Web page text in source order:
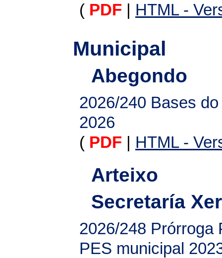
( PDF HTML -
Municipal
Abegondo
2026/240 Bases
2026
( PDF HTML -
Arteixo
Secretaría
2026/248 Prórroga
PES municipal